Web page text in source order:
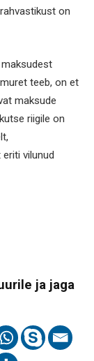
on
teeb, on et
maksude
riigile on
vilunud
ja jaga